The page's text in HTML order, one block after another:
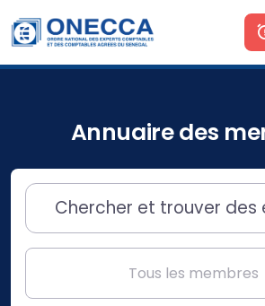
Annuaire des
Tous les membres